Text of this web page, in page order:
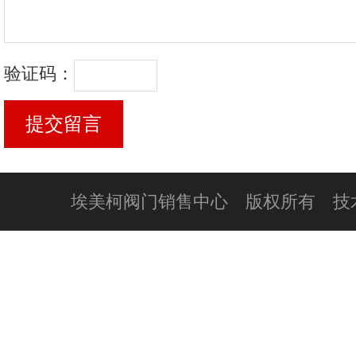
验证码：
埃美柯阀门销售中心 版权所有 技